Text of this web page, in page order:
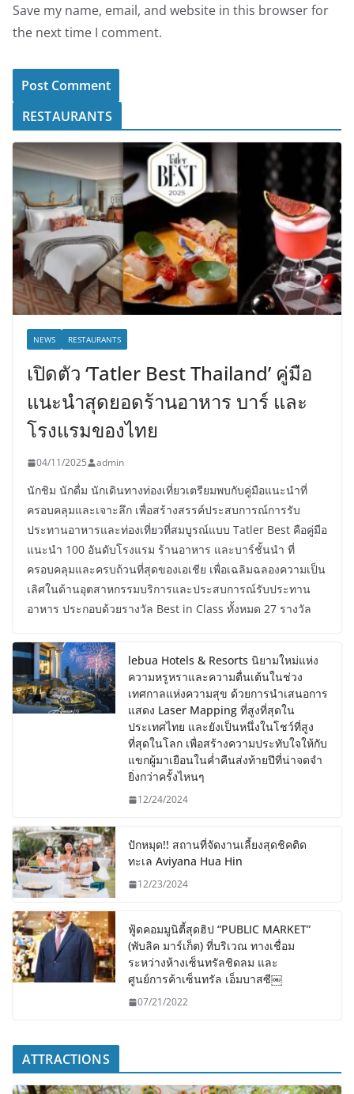
Save my name, email, and website in this browser for
the next time I comment.
RESTAURANTS
NEWS RESTAURANTS
เปิดตัว ‘Tatler Best Thailand’ คู่มือ
แนะนำสุดยอดร้านอาหาร บาร์ และ
โรงแรมของไทย
04/11/2025 admin
นักชิม นักดื่ม นักเดินทางท่องเที่ยวเตรียมพบกับคู่มือแนะนำที่
ครอบคลุมและเจาะลึก เพื่อสร้างสรรค์ประสบการณ์การรับ
ประทานอาหารและท่องเที่ยวที่สมบูรณ์แบบ Tatler Best คือคู่มือ
แนะนำ 100 อันดับโรงแรม ร้านอาหาร และบาร์ชั้นนำ ที่
ครอบคลุมและครบถ้วนที่สุดของเอเชีย เพื่อเฉลิมฉลองความเป็น
เลิศในด้านอุตสาหกรรมบริการและประสบการณ์รับประทาน
อาหาร ประกอบด้วยรางวัล Best in Class ทั้งหมด 27 รางวัล
lebua Hotels & Resorts นิยามใหม่แห่ง
ความหรูหราและความตื่นเต้นในช่วง
เทศกาลแห่งความสุข ด้วยการนำเสนอการ
แสดง Laser Mapping ที่สูงที่สุดใน
ประเทศไทย และยังเป็นหนึ่งในโชว์ที่สูง
ที่สุดในโลก เพื่อสร้างความประทับใจให้กับ
แขกผู้มาเยือนในค่ำคืนส่งท้ายปีที่น่าจดจำ
ยิ่งกว่าครั้งไหนๆ
12/24/2024
ปักหมุด!! สถานที่จัดงานเลี้ยงสุดชิคติด
ทะเล Aviyana Hua Hin
12/23/2024
ฟู้ดคอมมูนิตี้สุดฮิป “PUBLIC MARKET”
(พับลิค มาร์เก็ต) ที่บริเวณ ทางเชื่อม
ระหว่างห้างเซ็นทรัลชิดลม และ
ศูนย์การค้าเซ็นทรัล เอ็มบาสซี￼
07/21/2022
ATTRACTIONS